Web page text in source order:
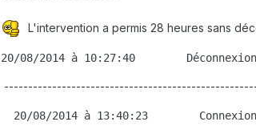
L'intervention a permis 28 heures sans
20/08/2014 à 10:27:40
20/08/2014 à 13:40:23